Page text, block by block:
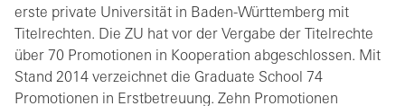
erste private Universität in Baden-Württemberg mit
Titelrechten. Die ZU hat vor der Vergabe der Titelrechte
über 70 Promotionen in Kooperation abgeschlossen. Mit
Stand 2014 verzeichnet die Graduate School 74
Promotionen in Erstbetreuung. Zehn Promotionen